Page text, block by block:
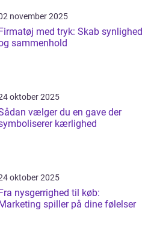
november 2025
Firmatøj med tryk: Skab synlighed
sammenhold
oktober 2025
vælger du en gave der
kærlighed
oktober 2025
Fra nysgerrighed til køb:
Marketing spiller på dine følelser